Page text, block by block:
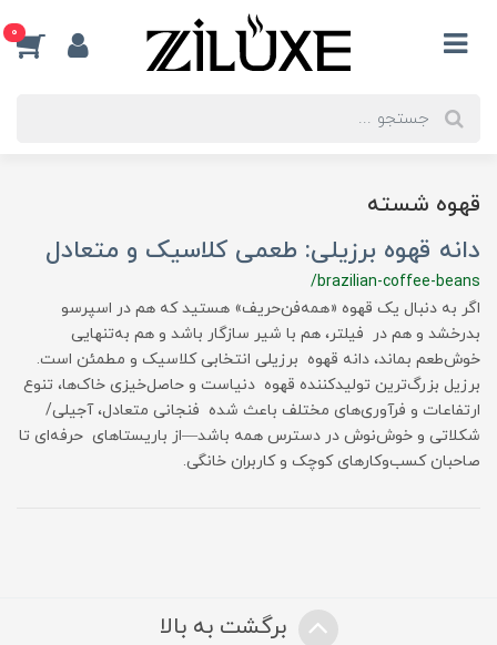
0
قهوه شسته
دانه قهوه برزیلی: طعمی کلاسیک و متعادل
/brazilian-coffee-beans
اگر به دنبال یک قهوه «همه‌فن‌حریف» هستید که هم در اسپرسو
بدرخشد و هم در فیلتر، هم با شیر سازگار باشد و هم به‌تنهایی
خوش‌طعم بماند، دانه قهوه برزیلی انتخابی کلاسیک و مطمئن است.
برزیل بزرگ‌ترین تولیدکننده قهوه دنیاست و حاصل‌خیزی خاک‌ها، تنوع
ارتفاعات و فرآوری‌های مختلف باعث شده فنجانی متعادل، آجیلی/
شکلاتی و خوش‌نوش در دسترس همه باشد—از باریستاهای حرفه‌ای تا
صاحبان کسب‌وکارهای کوچک و کاربران خانگی.
برگشت به بالا